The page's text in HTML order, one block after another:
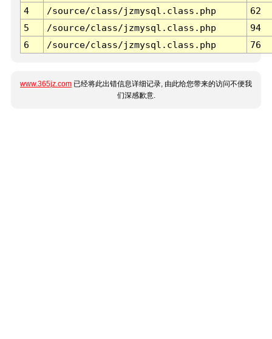
4
/source/class/jzmysql.class.php
62
5
/source/class/jzmysql.class.php
94
6
/source/class/jzmysql.class.php 76
www.365jz.com 已经将此出错信息详细记录, 由此给您带来的访问不便我
们深感歉意.